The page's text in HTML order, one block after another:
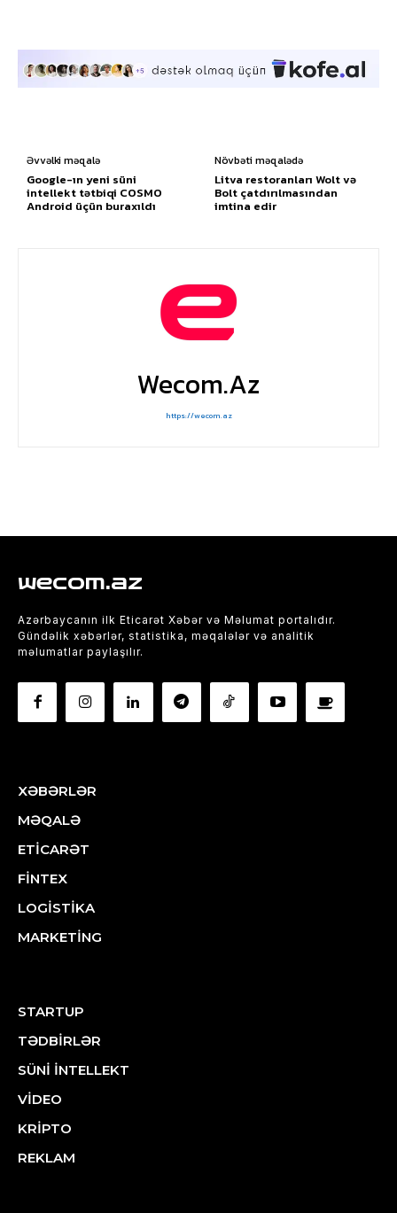
Əvvəlki məqalə
Google-ın yeni süni
intellekt tətbiqi COSMO
Android üçün buraxıldı
Növbəti məqalədə
Litva restoranları Wolt və
Bolt çatdırılmasından
imtina edir
Wecom.az
https://wecom.az
wecom.az
Azərbaycanın ilk Eticarət Xəbər və Məlumat portalıdır.
Gündəlik xəbərlər, statistika, məqalələr və analitik
məlumatlar paylaşılır.
XƏBƏRLƏR
MƏQALƏ
ETİCARƏT
FİNTEX
LOGİSTİKA
MARKETİNG
STARTUP
TƏDBİRLƏR
SÜNİ İNTELLEKT
VİDEO
KRİPTO
REKLAM